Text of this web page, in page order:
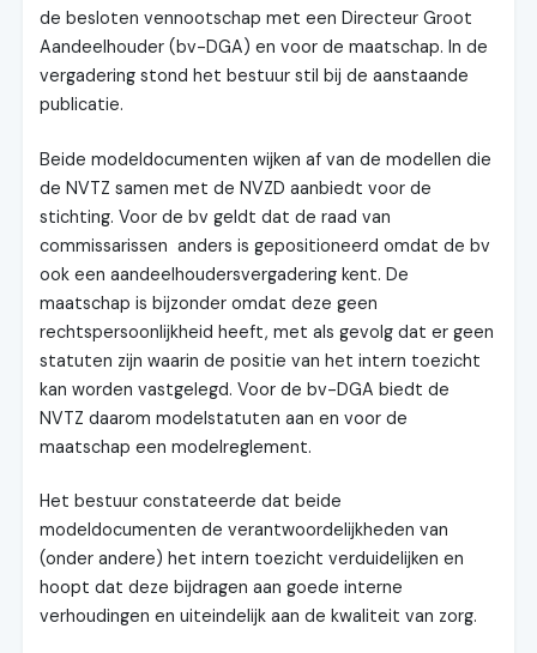
de besloten vennootschap met een Directeur Groot
Aandeelhouder (bv-DGA) en voor de maatschap. In de
vergadering stond het bestuur stil bij de aanstaande
publicatie.
Beide modeldocumenten wijken af van de modellen die
de NVTZ samen met de NVZD aanbiedt voor de
stichting. Voor de bv geldt dat de raad van
commissarissen anders is gepositioneerd omdat de bv
ook een aandeelhoudersvergadering kent. De
maatschap is bijzonder omdat deze geen
rechtspersoonlijkheid heeft, met als gevolg dat er geen
statuten zijn waarin de positie van het intern toezicht
kan worden vastgelegd. Voor de bv-DGA biedt de
NVTZ daarom modelstatuten aan en voor de
maatschap een modelreglement.
Het bestuur constateerde dat beide
modeldocumenten de verantwoordelijkheden van
(onder andere) het intern toezicht verduidelijken en
hoopt dat deze bijdragen aan goede interne
verhoudingen en uiteindelijk aan de kwaliteit van zorg.